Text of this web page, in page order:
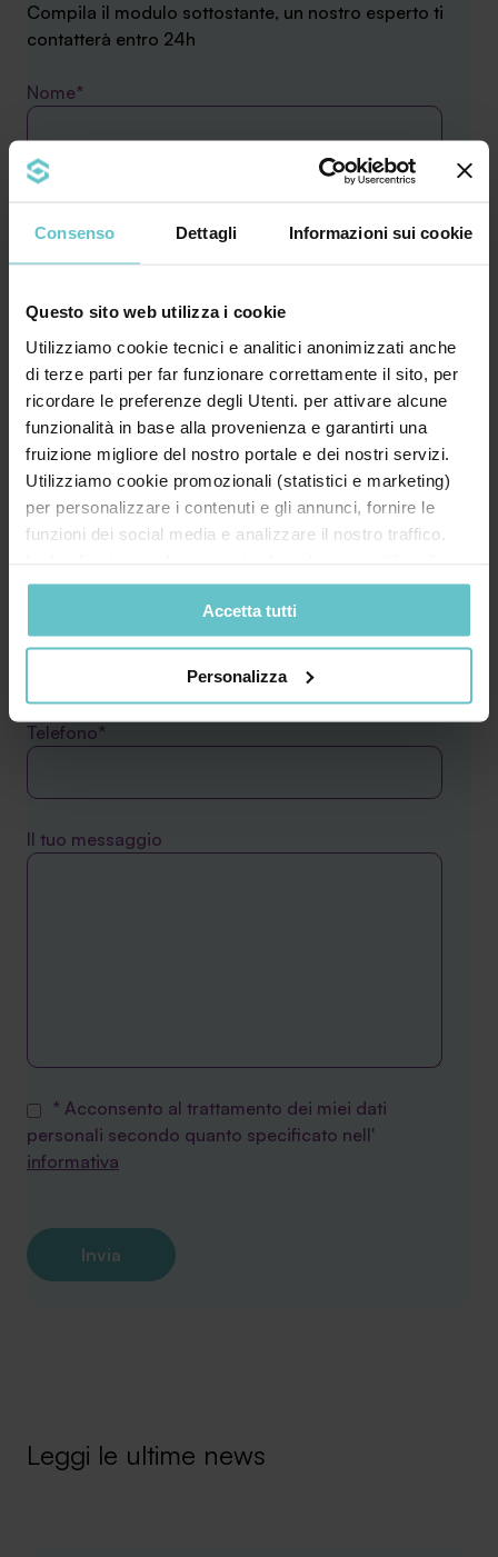
Consenso Dettagli Informazioni sui cookie
Questo sito web utilizza i cookie
Utilizziamo cookie tecnici e analitici anonimizzati anche
di terze parti per far funzionare correttamente il sito, per
ricordare le preferenze degli Utenti. per attivare alcune
funzionalità in base alla provenienza e garantirti una
fruizione migliore del nostro portale e dei nostri servizi.
Utilizziamo cookie promozionali (statistici e marketing)
per personalizzare i contenuti e gli annunci, fornire le
funzioni dei social media e analizzare il nostro traffico.
nostro sito ai nostri partner che si occupano di analisi dei
dati web, pubblicità e social media, i quali potrebbero
combinarle con altre informazioni che hai fornito loro o
che hanno raccolto in base al tuo utilizzo dei loro servizi.
cookie potranno essere implementati ad esclusione di
quelli tecnici che sono necessari per il funzionamento del
implementare tutti i cookie. Chiudendo questo banner
funzionamento del sito. Per tutte le informazioni complete
Accetta tutti
Personalizza
Compila il modulo sottostante, un nostro esperto ti
contatterà entro 24h
Nome*
Azienda*
Partita IVA*
Email*
Telefono*
Il tuo messaggio
* Acconsento al trattamento dei miei dati
personali secondo quanto specificato nell'
informativa
Leggi le ultime news